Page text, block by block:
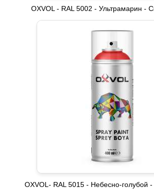
OXVOL - RAL 5002 - Ультрамарин -
OXVOL- RAL 5015 - Небесно-голубой